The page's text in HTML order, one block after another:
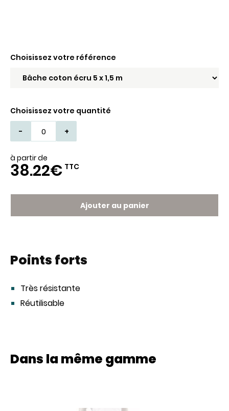
Choisissez votre référence
Choisissez votre quantité
-
+
à partir de
38.22€ TTC
Ajouter au panier
Points forts
Très résistante
Réutilisable
Dans la même gamme